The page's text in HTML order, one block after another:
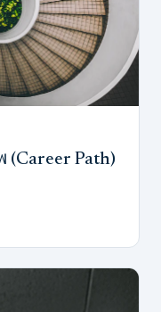
(Career Path)